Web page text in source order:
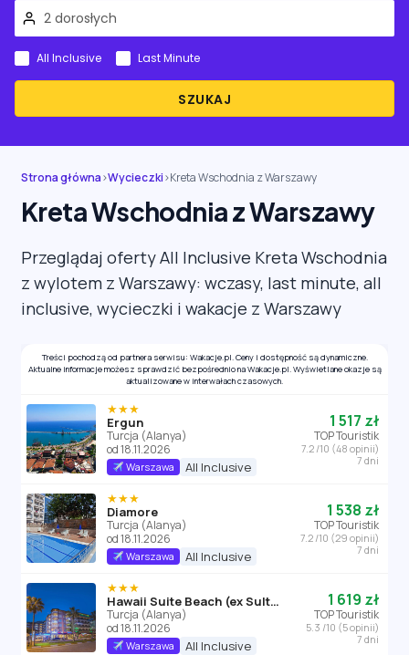
SZUKAJ
All Inclusive Last Minute
Strona główna›Wycieczki›Kreta Wschodnia z Warszawy
Kreta Wschodnia z Warszawy
Przeglądaj oferty All Inclusive Kreta Wschodnia
z wylotem z Warszawy: wczasy, last minute, all
inclusive, wycieczki i wakacje z Warszawy
Treści pochodzą od partnera serwisu: Wakacje.pl. Ceny i dostępność są dynamiczne.
Aktualne informacje możesz sprawdzić bezpośrednio na Wakacje.pl. Wyświetlane okazje są
aktualizowane w interwałach czasowych.
★★★
Ergun
Turcja (Alanya)
od 18.11.2026
Warszawa All Inclusive
1 517 zł
TOP Touristik
7.2 /10 (48 opinii)
7 dni
★★★
Diamore
Turcja (Alanya)
od 18.11.2026
Warszawa All Inclusive
1 538 zł
TOP Touristik
7.2 /10 (29 opinii)
7 dni
★★★
Hawaii Suite Beach (ex Sultan Keykubat)
Turcja (Alanya)
od 18.11.2026
Warszawa All Inclusive
1 619 zł
TOP Touristik
5.3 /10 (5 opinii)
7 dni